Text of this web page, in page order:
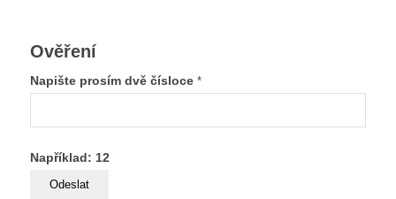
Ověření
Napište prosím dvě čísloce *
Například: 12